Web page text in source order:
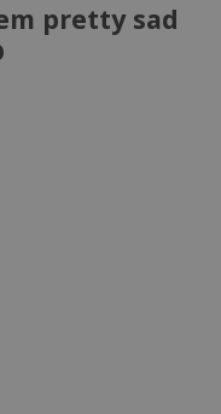
pretty sad